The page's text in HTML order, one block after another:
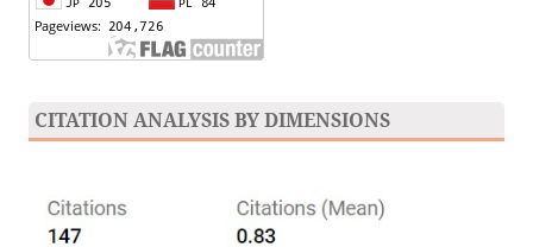
CITATION ANALYSIS BY DIMENSIONS